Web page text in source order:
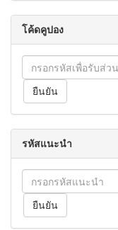
โค้ดคูปอง
รหัสแนะนำ